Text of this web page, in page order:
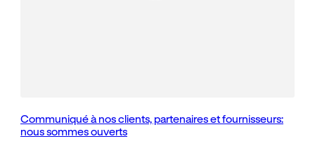
Communiqué à nos clients, partenaires et fournisseurs:
nous sommes ouverts